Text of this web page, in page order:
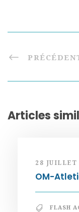
Articles
28 JUILLET
OM-
FLASH